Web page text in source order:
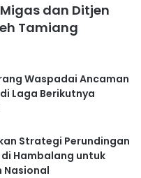
dan Ditjen
Tamiang
Waspadai Ancaman
di Laga Berikutnya
Strategi Perundingan
di Hambalang untuk
Nasional